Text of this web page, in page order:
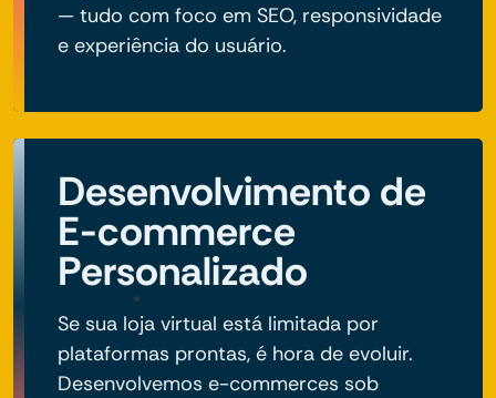
— tudo com foco em SEO, responsividade
e experiência do usuário.
Desenvolvimento de
E-commerce
Personalizado
Se sua loja virtual está limitada por
plataformas prontas, é hora de evoluir.
Desenvolvemos e-commerces sob